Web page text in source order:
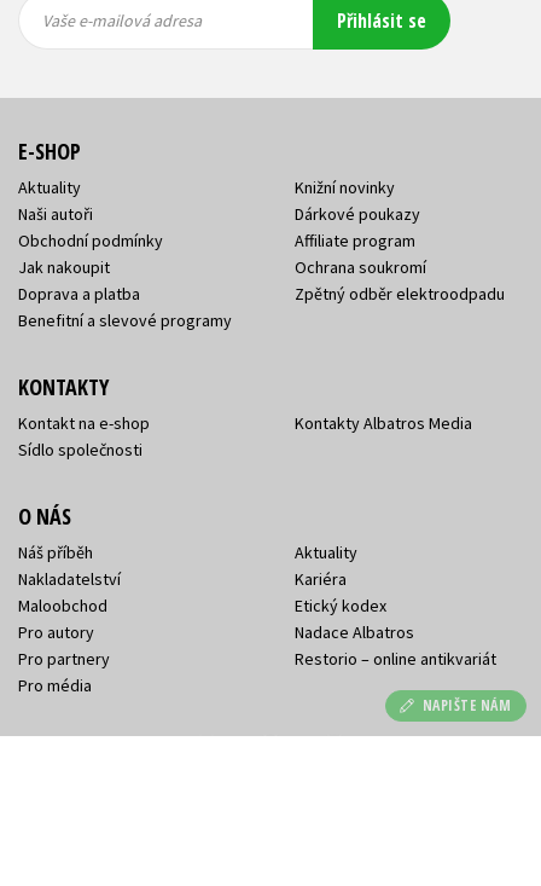
NAPIŠTE NÁM
mailová
mailová
Vaše e-mailová adresa Přihlásit se
E-SHOP
Aktuality
Naši autoři
Obchodní podmínky
Jak nakoupit
Doprava a platba
Benefitní a slevové programy
Knižní novinky
Dárkové poukazy
Affiliate program
Ochrana soukromí
Zpětný odběr elektroodpadu
KONTAKTY
Kontakt na e-shop
Sídlo společnosti
Kontakty Albatros Media
O NÁS
Náš příběh
Nakladatelství
Maloobchod
Pro autory
Pro partnery
Pro média
Aktuality
Kariéra
Etický kodex
Nadace Albatros
Restorio – online antikvariát